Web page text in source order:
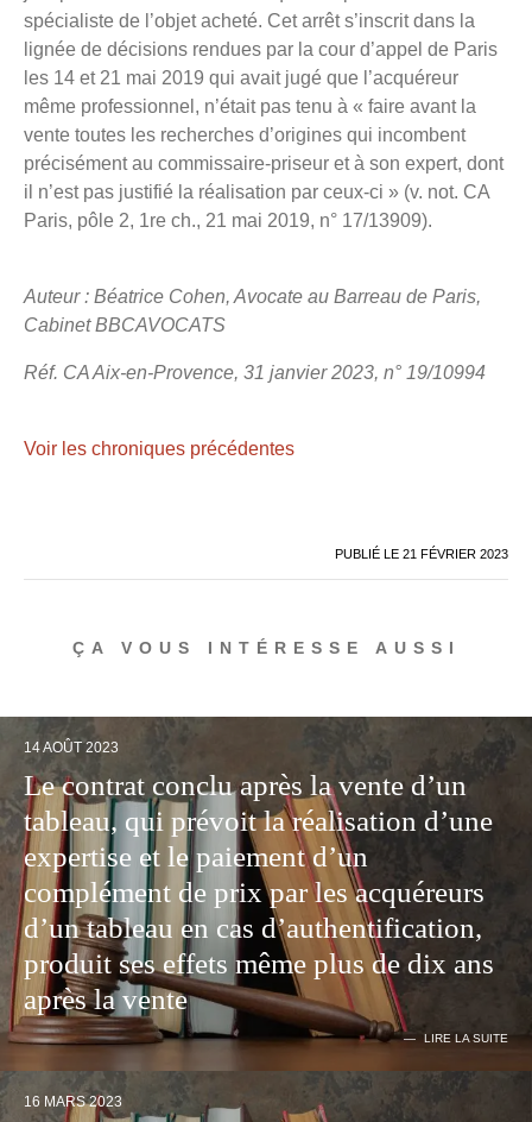
spécialiste de l’objet acheté. Cet arrêt s’inscrit dans la
lignée de décisions rendues par la cour d’appel de Paris
les 14 et 21 mai 2019 qui avait jugé que l’acquéreur
même professionnel, n’était pas tenu à « faire avant la
vente toutes les recherches d’origines qui incombent
précisément au commissaire-priseur et à son expert, dont
il n’est pas justifié la réalisation par ceux-ci » (v. not. CA
Paris, pôle 2, 1re ch., 21 mai 2019, n° 17/13909).
Auteur : Béatrice Cohen, Avocate au Barreau de Paris,
Cabinet BBCAVOCATS
Réf. CA Aix-en-Provence, 31 janvier 2023, n° 19/10994
Voir les chroniques précédentes
PUBLIÉ LE 21 FÉVRIER 2023
ÇA VOUS INTÉRESSE AUSSI
14 AOÛT 2023
Le contrat conclu après la vente d’un
tableau, qui prévoit la réalisation d’une
expertise et le paiement d’un
complément de prix par les acquéreurs
d’un tableau en cas d’authentification,
produit ses effets même plus de dix ans
après la vente
LIRE LA SUITE
16 MARS 2023